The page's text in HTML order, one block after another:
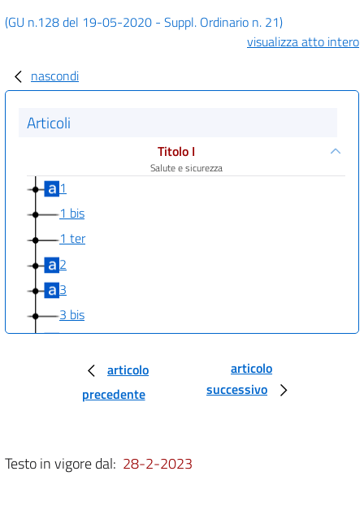
(GU n.128 del 19-05-2020 - Suppl. Ordinario n. 21)
visualizza atto intero
nascondi
Articoli
Titolo I
Salute e sicurezza
1
1 bis
1 ter
2
3
3 bis
4
6
articolo
precedente
articolo
successivo
Testo in vigore dal: 28-2-2023